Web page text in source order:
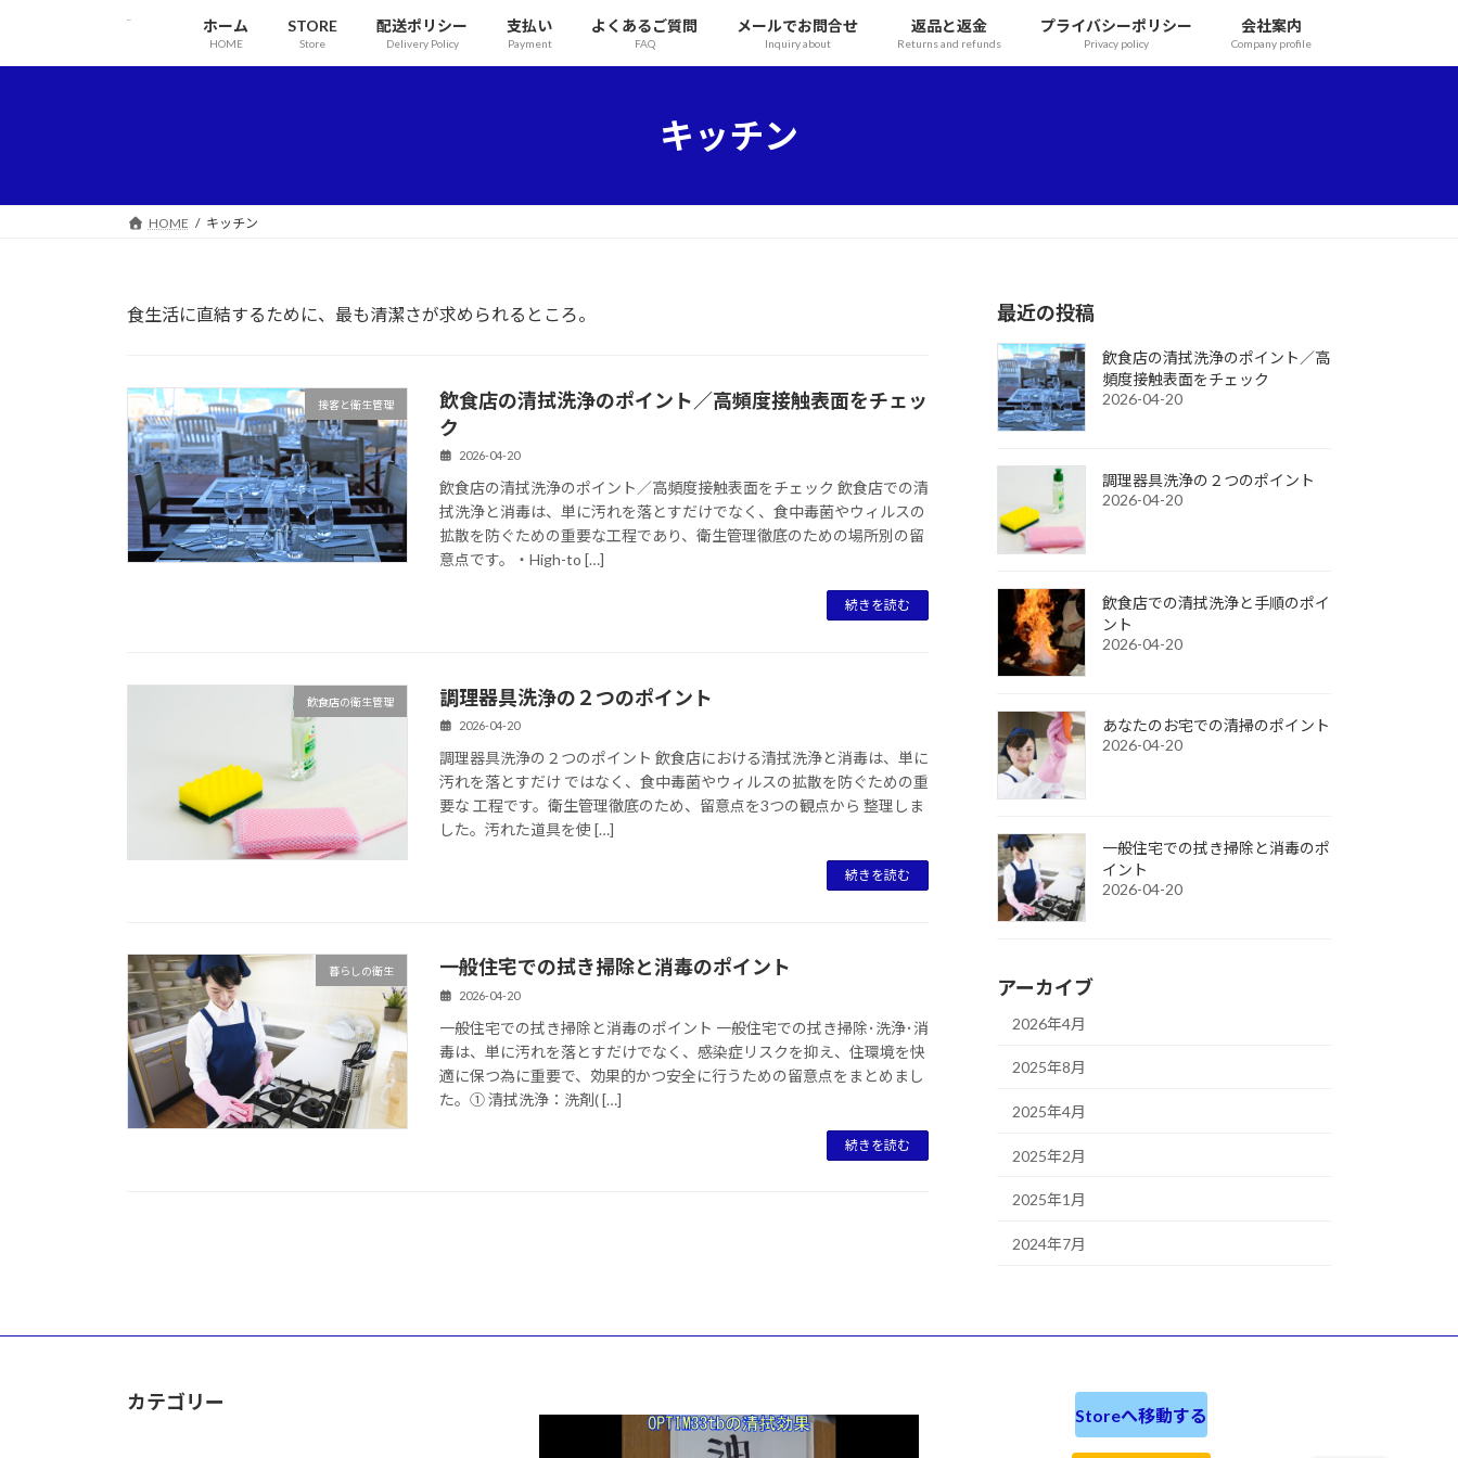
ホーム
HOME
STORE
Store
配送ポリシー
Delivery Policy
支払い
Payment
よくあるご質問
FAQ
メールでお問合せ
Inquiry about
返品と返金
Returns and refunds
プライバシーポリシー
Privacy policy
会社案内
Company profile
キッチン
HOME キッチン
食生活に直結するために、最も清潔さが求められるところ。
接客と衛生管理
飲食店の清拭洗浄のポイント／高頻度接触表面をチェッ
ク
2026-04-20
飲食店の清拭洗浄のポイント／高頻度接触表面をチェック 飲食店での清
拭洗浄と消毒は、単に汚れを落とすだけでなく、食中毒菌やウィルスの
拡散を防ぐための重要な工程であり、衛生管理徹底のための場所別の留
意点です。・High-to […]
続きを読む
飲食店の衛生管理 調理器具洗浄の２つのポイント
2026-04-20
調理器具洗浄の２つのポイント 飲食店における清拭洗浄と消毒は、単に
汚れを落とすだけ ではなく、食中毒菌やウィルスの拡散を防ぐための重
要な 工程です。衛生管理徹底のため、留意点を3つの観点から 整理しま
した。汚れた道具を使 […]
続きを読む
暮らしの衛生 一般住宅での拭き掃除と消毒のポイント
2026-04-20
一般住宅での拭き掃除と消毒のポイント 一般住宅での拭き掃除･洗浄･消
毒は、単に汚れを落とすだけでなく、感染症リスクを抑え、住環境を快
適に保つ為に重要で、効果的かつ安全に行うための留意点をまとめまし
た。① 清拭洗浄：洗剤( […]
続きを読む
最近の投稿
飲食店の清拭洗浄のポイント／高
頻度接触表面をチェック
2026-04-20
調理器具洗浄の２つのポイント
2026-04-20
飲食店での清拭洗浄と手順のポイ
ント
2026-04-20
あなたのお宅での清掃のポイント
2026-04-20
一般住宅での拭き掃除と消毒のポ
イント
2026-04-20
アーカイブ
2026年4月
2025年8月
2025年4月
2025年2月
2025年1月
2024年7月
カテゴリー
Storeへ移動する